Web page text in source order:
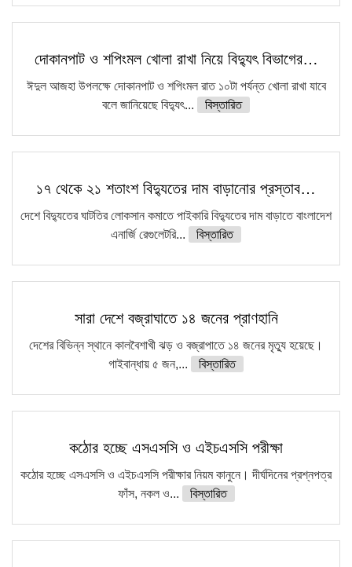
দোকানপাট ও শপিংমল খোলা রাখা নিয়ে বিদ্যুৎ বিভাগের…
ঈদুল আজহা উপলক্ষে দোকানপাট ও শপিংমল রাত ১০টা পর্যন্ত খোলা রাখা যাবে
বলে জানিয়েছে বিদ্যুৎ...
বিস্তারিত
১৭ থেকে ২১ শতাংশ বিদ্যুতের দাম বাড়ানোর প্রস্তাব…
দেশে বিদ্যুতের ঘাটতির লোকসান কমাতে পাইকারি বিদ্যুতের দাম বাড়াতে বাংলাদেশ
এনার্জি রেগুলেটরি...
বিস্তারিত
সারা দেশে বজ্রাঘাতে ১৪ জনের প্রাণহানি
দেশের বিভিন্ন স্থানে কালবৈশাখী ঝড় ও বজ্রাপাতে ১৪ জনের মৃত্যু হয়েছে।
গাইবান্ধায় ৫ জন,...
বিস্তারিত
কঠোর হচ্ছে এসএসসি ও এইচএসসি পরীক্ষা
কঠোর হচ্ছে এসএসসি ও এইচএসসি পরীক্ষার নিয়ম কানুনে। দীর্ঘদিনের প্রশ্নপত্র
ফাঁস, নকল ও...
বিস্তারিত